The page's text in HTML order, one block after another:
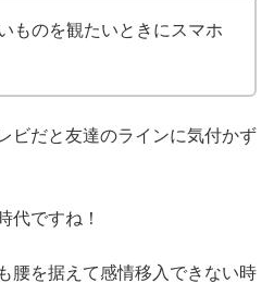
ものを観たいときにスマホ
ビだと友達のラインに気付かず
代ですね！
腰を据えて感情移入できない時